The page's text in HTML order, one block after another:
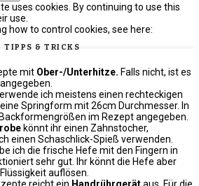
uses cookies. By continuing to use this
use.
how to control cookies, see here:
TIPPS & TRICKS
mit Ober-/Unterhitze. Falls nicht, ist es
ich meistens einen rechteckigen
Springform mit 26cm Durchmesser. In
im Rezept angegeben.
könnt ihr einen Zahnstocher,
einen Schaschlick-Spieß verwenden.
ich die frische Hefe mit den Fingern in
sehr gut. Ihr könnt die Hefe aber
auflösen.
reicht ein Handrührgerätaus. Für die